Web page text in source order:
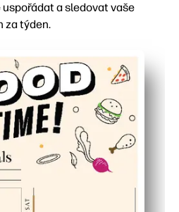
uspořádat a sledovat vaše
za týden.
- během několika minut si
potravin - zaznamenávejte
se na svůj týden na první
čas - nakupujte pouze to,